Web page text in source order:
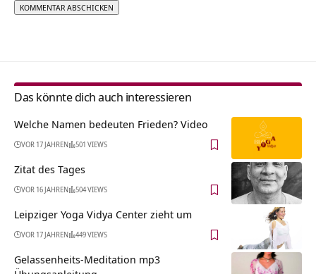
Das könnte dich auch interessieren
Welche Namen bedeuten Frieden? Video
VOR 17 JAHREN 501 VIEWS
Zitat des Tages
VOR 16 JAHREN 504 VIEWS
Leipziger Yoga Vidya Center zieht um
VOR 17 JAHREN 449 VIEWS
Gelassenheits-Meditation mp3